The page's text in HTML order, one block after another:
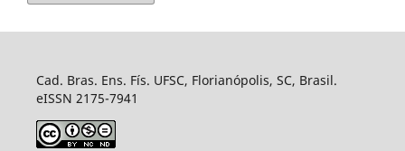
Cad. Bras. Ens. Fís. UFSC, Florianópolis, SC, Brasil.
eISSN 2175-7941